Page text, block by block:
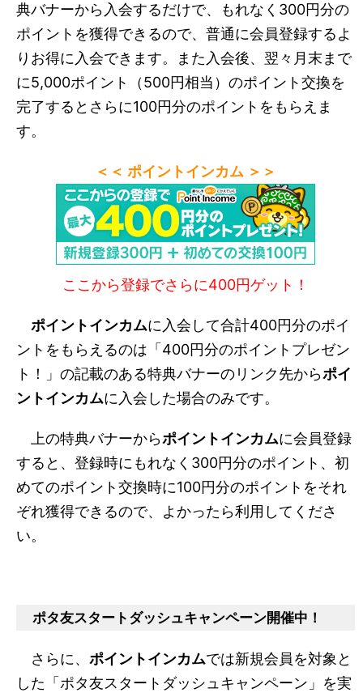
典バナーから入会するだけで、もれなく300円分の
ポイントを獲得できるので、普通に会員登録するよ
りお得に入会できます。また入会後、翌々月末まで
に5,000ポイント（500円相当）のポイント交換を
完了するとさらに100円分のポイントをもらえま
す。
＜＜ ポイントインカム ＞＞
ここから登録でさらに400円ゲット！
ポイントインカムに入会して合計400円分のポイ
ントをもらえるのは「400円分のポイントプレゼン
ト！」の記載のある特典バナーのリンク先からポイ
ントインカムに入会した場合のみです。
上の特典バナーからポイントインカムに会員登録
すると、登録時にもれなく300円分のポイント、初
めてのポイント交換時に100円分のポイントをそれ
ぞれ獲得できるので、よかったら利用してくださ
い。
ポタ友スタートダッシュキャンペーン開催中！
さらに、 ポイントインカムでは新規会員を対象と
した「ポタ友スタートダッシュキャンペーン」を実